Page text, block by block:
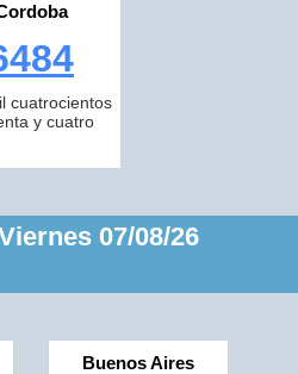
cuatrocientos
y cuatro
07/08/26
Buenos Aires